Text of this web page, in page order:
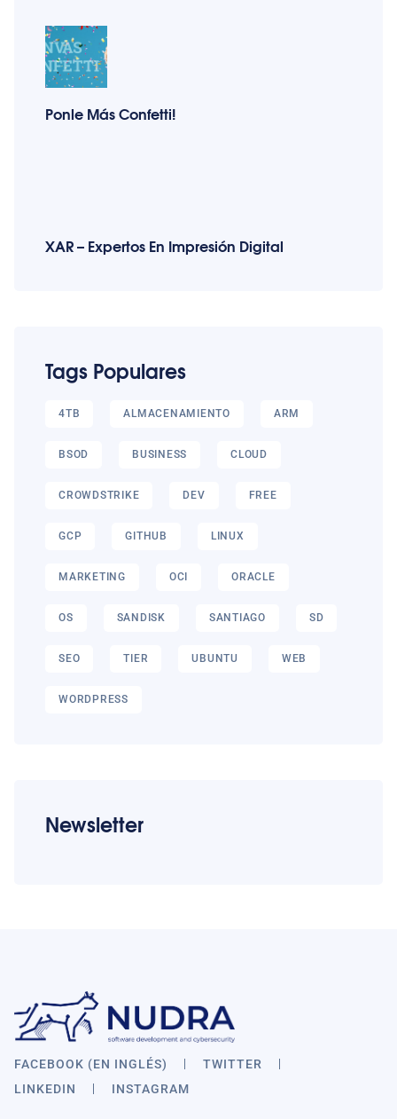
Ponle Más Confetti!
XAR – Expertos En Impresión Digital
Tags Populares
4TB ALMACENAMIENTO ARM
BSOD BUSINESS CLOUD
CROWDSTRIKE DEV FREE
GCP GITHUB LINUX
MARKETING OCI ORACLE
OS SANDISK SANTIAGO SD
SEO TIER UBUNTU WEB
WORDPRESS
Newsletter
FACEBOOK (EN INGLÉS)
TWITTER
LINKEDIN
INSTAGRAM